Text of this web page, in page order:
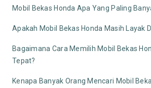
Mobil Bekas Honda Apa Yang Paling
Apakah Mobil Bekas Honda Masih Layak
Bagaimana Cara Memilih Mobil Bekas
Tepat?
Kenapa Banyak Orang Mencari Mobil